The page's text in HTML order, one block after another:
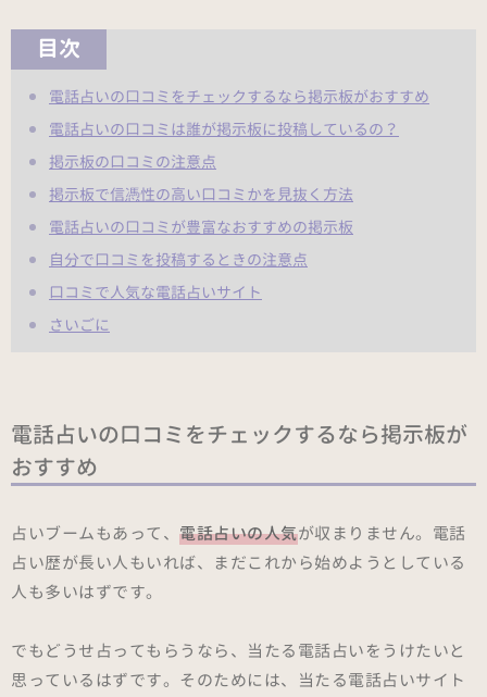
目次
電話占いの口コミをチェックするなら掲示板がおすすめ
電話占いの口コミは誰が掲示板に投稿しているの？
掲示板の口コミの注意点
掲示板で信憑性の高い口コミかを見抜く方法
電話占いの口コミが豊富なおすすめの掲示板
自分で口コミを投稿するときの注意点
口コミで人気な電話占いサイト
さいごに
電話占いの口コミをチェックするなら掲示板が
おすすめ
占いブームもあって、 電話占いの人気が収まりません。電話
占い歴が長い人もいれば、まだこれから始めようとしている
人も多いはずです。
でもどうせ占ってもらうなら、当たる電話占いをうけたいと
思っているはずです。そのためには、当たる電話占いサイト